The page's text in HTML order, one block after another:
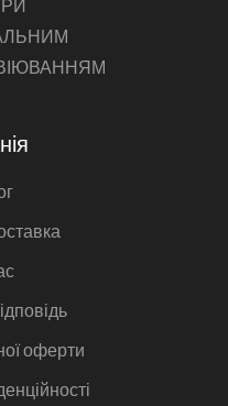
оферти